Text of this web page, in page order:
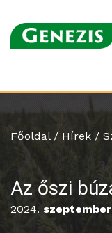
Főoldal/ Hírek /
Az őszi
2024. szeptember